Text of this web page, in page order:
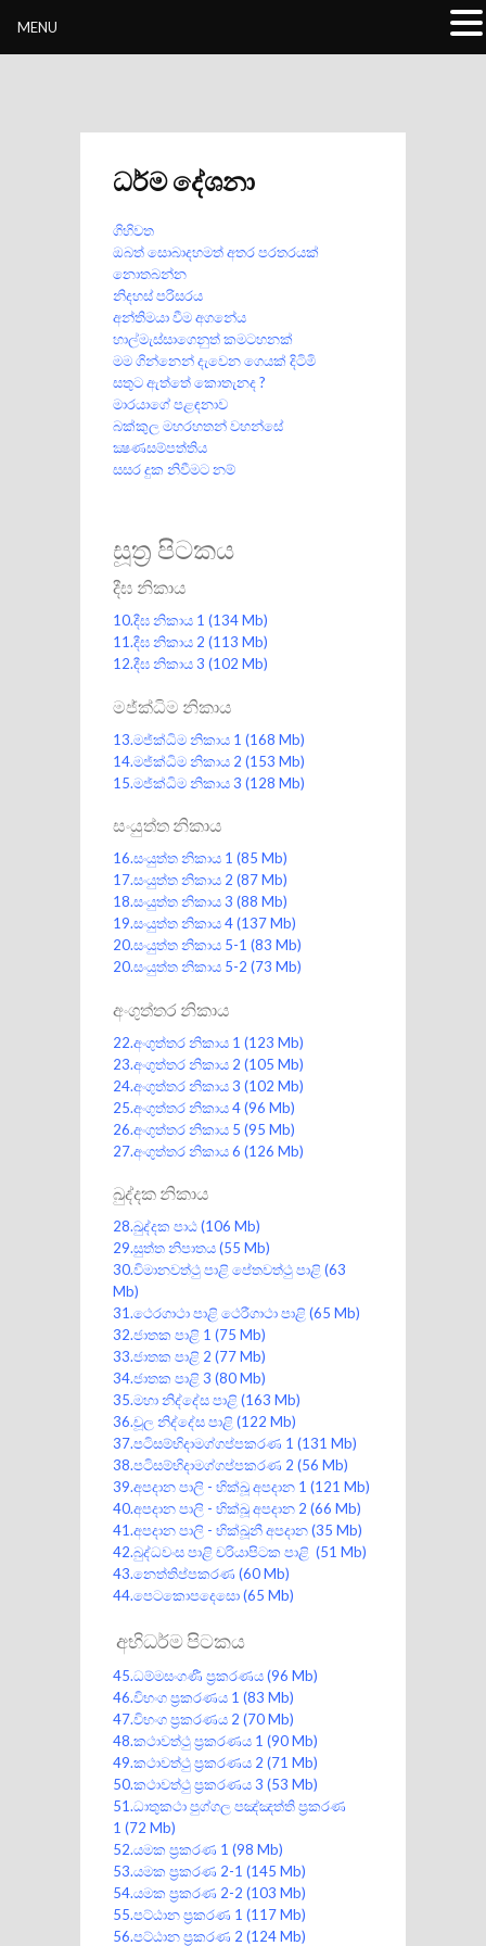
ධර්ම දේශනා
ගිහිවත
ඔබත් සොබාදහමත් අතර පරතරයක්‌
නොතබන්න
නිදහස් පරිසරය
අන්තිමයා වීම අගනේය
හාල්මැස්‌සාගෙනුත් කමටහනක්‌
මම ගින්නෙන් දැවෙන ගෙයක් දිටිමි
සතුට ඇත්තේ කොතැනද ?
මාරයාගේ පළඳනාව
බක්කුල මහරහතන් වහන්සේ
ක්‍ෂණසම්පත්තිය
සසර දුක නිවීමටනම්
සූත්‍ර පිටකය
දීඝ නිකාය
10.දීඝ නිකාය 1 (134 Mb)
11.දීඝ නිකාය 2 (113 Mb)
12.දීඝ නිකාය 3 (102 Mb)
මජ්ක්ධිම නිකාය
13.මජ්ක්ධිම නිකාය 1 (168 Mb)
14.මජ්ක්ධිම නිකාය 2 (153 Mb)
15.මජ්ක්ධිම නිකාය 3 (128 Mb)
සංයුත්ත නිකාය
16.සංයුත්ත නිකාය 1 (85 Mb)
17.සංයුත්ත නිකාය 2 (87 Mb)
18.සංයුත්ත නිකාය 3 (88 Mb)
19.සංයුත්ත නිකාය 4(137 Mb)
20.සංයුත්ත නිකාය 5-1 (83 Mb)
20.සංයුත්ත නිකාය 5-2 (73 Mb)
අංගුත්තර නිකාය
22.අංගුත්තර නිකාය 1 (123 Mb)
23.අංගුත්තර නිකාය 2 (105 Mb)
24.අංගුත්තර නිකාය 3 (102 Mb)
25.අංගුත්තර නිකාය 4(96 Mb)
26.අංගුත්තර නිකාය 5 (95 Mb)
27.අංගුත්තර නිකාය 6 (126 Mb)
ඛුද්දක නිකාය
28.ඛුද්දක පාඨ(106 Mb)
29.සුත්ත නිපාතය(55 Mb)
30.විමානවත්ථු පාළි පේතවත්ථු පාළි (63
Mb)
31.ථෙරගාථා පාළි ථෙරීගාථා පාළි (65 Mb)
32.ජාතක පාළි 1 (75 Mb)
33.ජාතක පාළි 2 (77 Mb)
34.ජාතක පාළි 3 (80 Mb)
35.මහා නිද්දේස පාළි (163 Mb)
36.චූල නිද්දේස පාළි (122 Mb)
37.පටිසම්භිදාමග්ගප්පකරණ 1 (131 Mb)
38.පටිසම්භිදාමග්ගප්පකරණ 2 (56 Mb)
39.අපදාන පාලි - භික්ඛූ අපදාන 1 (121 Mb)
40.අපදාන පාලි - භික්ඛූ අපදාන 2 (66 Mb)
41.අපදාන පාලි - භික්ඛූනී අපදාන(35 Mb)
42.බුද්ධවංස පාළි චරියාපිටක පාළි (51 Mb)
43.නෙත්තිප්පකරණ (60 Mb)
44.පෙටකොපදෙසො(65 Mb)
අභිධර්ම පිටකය
45.ධම්මසංගණී ප්‍රකරණය(96 Mb)
46.විභංග ප්‍රකරණය 1 (83 Mb)
47.විභංග ප්‍රකරණය 2 (70 Mb)
48.කථාවත්ථු ප්‍රකරණය 1 (90 Mb)
49.කථාවත්ථු ප්‍රකරණය 2 (71 Mb)
50.කථාවත්ථු ප්‍රකරණය 3 (53 Mb)
51.ධාතුකථා පුග්ගල පඤ්ඤත්ති ප්‍රකරණ
1 (72 Mb)
52.යමක ප්‍රකරණ 1 (98 Mb)
53.යමක ප්‍රකරණ 2-1 (145 Mb)
54.යමක ප්‍රකරණ 2-2 (103 Mb)
55.පට්ඨාන ප්‍රකරණ 1 (117 Mb)
56.පට්ඨාන ප්‍රකරණ 2 (124 Mb)
MENU